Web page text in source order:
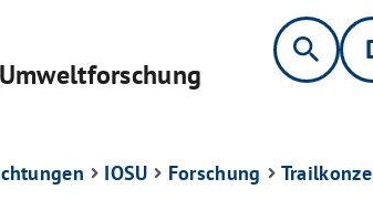
search
IOSU Forschung